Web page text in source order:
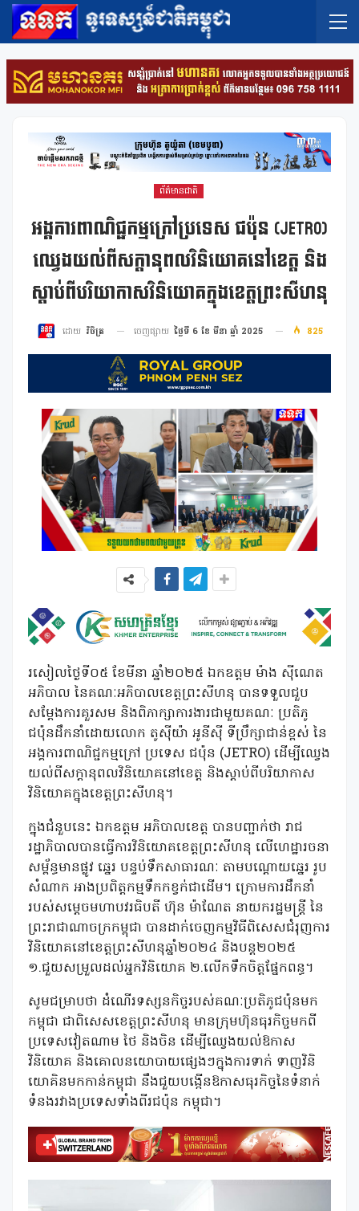
ព័ត៌មានជាតិ
អង្គការពាណិជ្ជកម្មក្រៅប្រទេស ជប៉ុន (JETRO)
ឈ្វេងយល់ពីសក្តានុពលវិនិយោគនៅខេត្ត និង
ស្តាប់ពីបរិយាកាសវិនិយោគក្នុងខេត្តព្រះសីហនុ
ដោយ វិចិត្រ ចេញផ្សាយ ថ្ងៃទី 6 ខែ មីនា ឆ្នាំ 2025 825
រសៀលថ្ងៃទី០៥ ខែមីនា ឆ្នាំ២០២៥ ឯកឧត្តម ម៉ាង ស៊ីណេត
អភិបាល នៃគណៈអភិបាលខេត្តព្រះសីហនុ បានទទួលជួប
សម្តែងការគួរសម និងពិភាក្សាការងារជាមួយគណៈ ប្រតិភូ
ជប៉ុនដឹកនាំដោយលោក តូស៊ីយ៉ា អូនីស៊ី ទីប្រឹក្សាជាន់ខ្ពស់ នៃ
អង្គការពាណិជ្ជកម្មក្រៅ ប្រទេស ជប៉ុន (JETRO) ដើម្បីឈ្វេង
យល់ពីសក្តានុពលវិនិយោគនៅខេត្ត និងស្តាប់ពីបរិយាកាស
វិនិយោគក្នុងខេត្តព្រះសីហនុ។
ក្នុងជំនួបនេះ ឯកឧត្តម អភិបាលខេត្ត បានបញ្ជាក់ថា រាជ
រដ្ឋាភិបាលបានធ្វើការវិនិយោគខេត្តព្រះសីហនុ លើហេដ្ឋារចនា
សម្ព័ន្ធមានផ្លូវ ឆ្នេរ បន្ទប់ទឹកសាធារណៈ តាមបណ្តោយឆ្នេរ រូប
សំណាក អាងប្រពិត្តកម្មទឹកកខ្វក់ជាដើម។ ក្រោមការដឹកនាំ
របស់សម្តេចមហាបវរធិបតី ហ៊ុន ម៉ាណែត នាយករដ្ឋមន្ត្រី នៃ
ព្រះរាជាណាចក្រកម្ពុជា បានដាក់ចេញកម្មវិធីពិសេសជំរុញការ
វិនិយោគនៅខេត្តព្រះសីហនុឆ្នាំ២០២៤ និងបន្ត២០២៥
១.ជួយសម្រួលដល់អ្នកវិនិយោគ ២.លើកទឹកចិត្តផ្នែកពន្ធ។
សូមជម្រាបថា ដំណើរទស្សនកិច្ចរបស់គណៈប្រតិភូជប៉ុនមក
កម្ពុជា ជាពិសេសខេត្តព្រះសីហនុ មានក្រុមហ៊ុនធុរកិច្ចមកពី
ប្រទេសវៀតណាម ថៃ និងចិន ដើម្បីឈ្វេងយល់ឱកាស
វិនិយោគ និងគោលនយោបាយផ្សេងៗក្នុងការទាក់ ទាញវិនិ
យោគិនមកកាន់កម្ពុជា នឹងជួយបង្កើនឱកាសធុរកិច្ចនៃទំនាក់
ទំនងរវាងប្រទេសទាំងពីរជប៉ុន កម្ពុជា។